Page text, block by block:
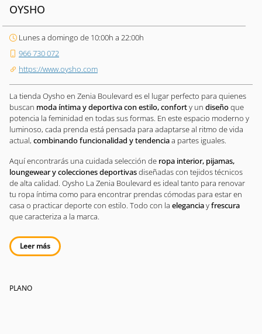
OYSHO
Lunes a domingo de 10:00h a 22:00h
966 730 072
https://www.oysho.com
La tienda Oysho en Zenia Boulevard es el lugar perfecto para quienes
buscan moda íntima y deportiva con estilo, conforty un diseñoque
potencia la feminidad en todas sus formas. En este espacio moderno y
luminoso, cada prenda está pensada para adaptarse al ritmo de vida
actual, combinando funcionalidad y tendenciaa partes iguales.
Aquí encontrarás una cuidada selección de ropa interior, pijamas,
loungewear y colecciones deportivasdiseñadas con tejidos técnicos
de alta calidad. Oysho La Zenia Boulevard es ideal tanto para renovar
tu ropa íntima como para encontrar prendas cómodas para estar en
casa o practicar deporte con estilo. Todo con la eleganciayfrescura
que caracteriza a la marca.
Leer más
PLANO